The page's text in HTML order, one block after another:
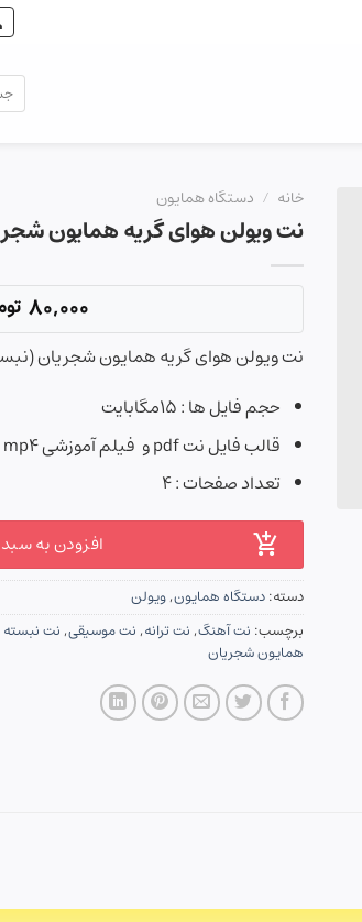
برای:
خانه / دستگاه همایون
نت ویولن هوای گریه همایون
80,000
نت ویولن هوای گریه همایون شجریان
حجم فایل ها : ۱۵مگابایت
قالب فایل نت pdf و فیلم آموزشی mp4
تعداد صفحات : ۴
افزودن به
دسته:دستگاه همایون,ویولن
برچسب: نت آهنگ,نت ترانه,نت موسیقی,نت
همایون شجریان